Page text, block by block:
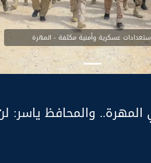
عسكرية وأمنية مكثفة - المهرة
والمحافظ ياسر: